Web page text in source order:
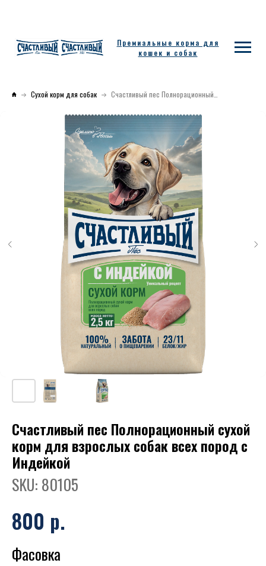
Премиальные корма для
кошек и собак
Сухой корм для собак
Счастливый пес Полнорационный сухой
корм для взрослых собак всех пород с
Индейкой
SKU: 80105
800 р.
Фасовка